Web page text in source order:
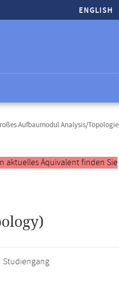
ENGLISH
Aufbaumodul Analysis/Topologie
aktuelles Äquivalent finden Sie